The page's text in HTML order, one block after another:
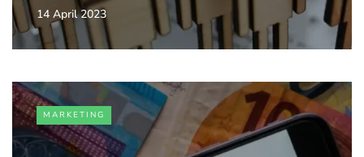
14 April 2023
MARKETING